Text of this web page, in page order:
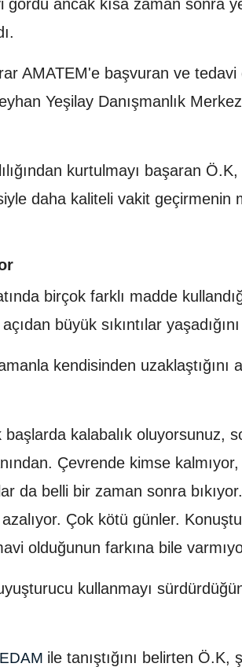
ancak kısa zaman sonra
AMATEM'e başvuran ve
Yeşilay Danışmanlık
kurtulmayı başaran
daha kaliteli vakit geçirmenin
birçok farklı madde
büyük sıkıntılar
kendisinden uzaklaştığını
başlarda kalabalık oluyorsunuz,
Çevrende kimse
da belli bir zaman sonra bıkıyor.
Çok kötü günler.
olduğunun farkına bile
kullanmayı
ile tanıştığını belirten Ö.K,